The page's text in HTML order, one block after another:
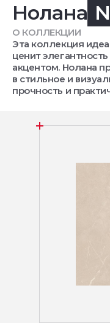
Нолана
О КОЛЛЕКЦИИ
Эта коллекция
ценит
акцентом. Нолана
в стильное и
прочность и